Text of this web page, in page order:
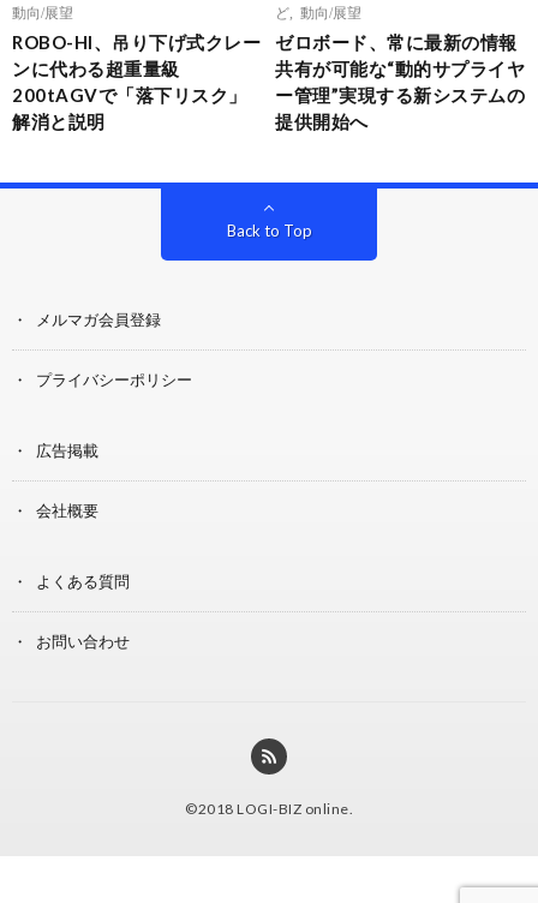
動向/展望
ROBO-HI、吊り下げ式クレー
ンに代わる超重量級
200tAGVで「落下リスク」
解消と説明
ど
動向/展望
ゼロボード、常に最新の情報
共有が可能な“動的サプライヤ
ー管理”実現する新システムの
提供開始へ
Back to Top
メルマガ会員登録
プライバシーポリシー
広告掲載
会社概要
よくある質問
お問い合わせ
©2018 LOGI-BIZ online.